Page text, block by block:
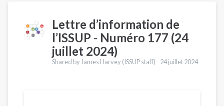
Lettre d’information de
l’ISSUP - Numéro 177 (24
juillet 2024)
Shared by James Harvey (ISSUP staff) - 24 juillet 2024